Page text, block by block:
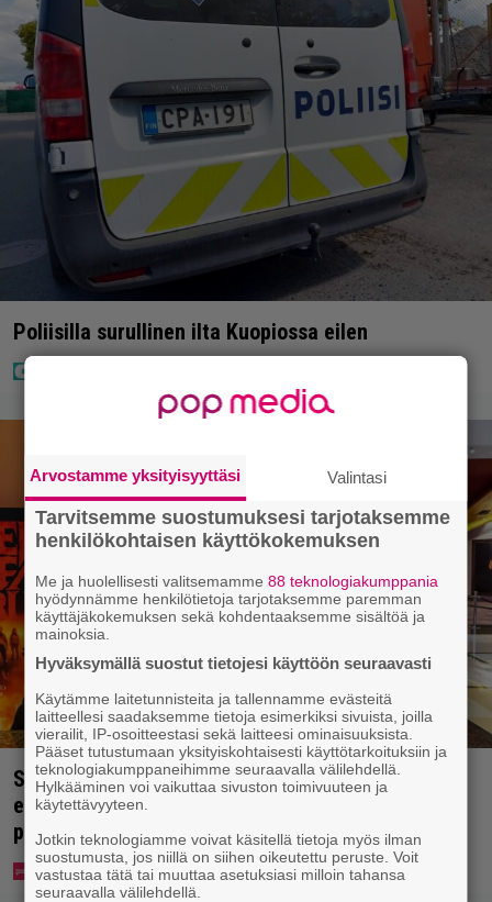
Poliisilla surullinen ilta Kuopiossa eilen
Spider-Man-näytös päättyi kaaokseen – koko
elokuvateatteri tyhjeni yhden katsojan pahojen
pierujen vuoksi
Arvostamme yksityisyyttäsi Valintasi
Tarvitsemme suostumuksesi tarjotaksemme
henkilökohtaisen käyttökokemuksen
Me ja huolellisesti valitsemamme88 teknologiakumppania
hyödynnämme henkilötietoja tarjotaksemme paremman
käyttäjäkokemuksen sekä kohdentaaksemme sisältöä ja
mainoksia.
Hyväksymällä suostut tietojesi käyttöön seuraavasti
Käytämme laitetunnisteita ja tallennamme evästeitä
laitteellesi saadaksemme tietoja esimerkiksi sivuista, joilla
vierailit, IP-osoitteestasi sekä laitteesi ominaisuuksista.
Pääset tutustumaan yksityiskohtaisesti käyttötarkoituksiin ja
teknologiakumppaneihimme seuraavalla välilehdellä.
Hylkääminen voi vaikuttaa sivuston toimivuuteen ja
käytettävyyteen.
Jotkin teknologiamme voivat käsitellä tietoja myös ilman
suostumusta, jos niillä on siihen oikeutettu peruste. Voit
vastustaa tätä tai muuttaa asetuksiasi milloin tahansa
seuraavalla välilehdellä.